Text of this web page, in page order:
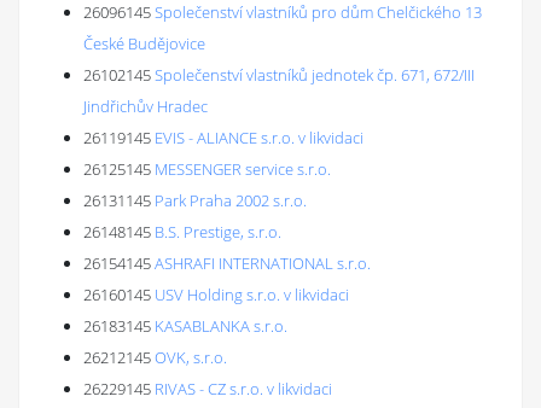
26096145Společenství vlastníků pro dům Chelčického 13
České Budějovice
26102145Společenství vlastníků jednotek čp. 671, 672/III
Jindřichův Hradec
26119145 EVIS - ALIANCE s.r.o. v likvidaci
26125145 MESSENGER service s.r.o.
26131145 Park Praha 2002 s.r.o.
26148145 B.S. Prestige, s.r.o.
26154145ASHRAFI INTERNATIONAL s.r.o.
26160145 USV Holding s.r.o. v likvidaci
26183145 KASABLANKA s.r.o.
26212145OVK, s.r.o.
26229145 RIVAS - CZ s.r.o. v likvidaci